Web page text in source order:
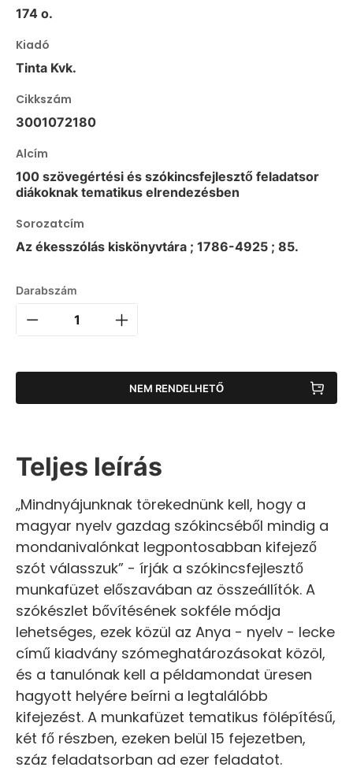
174 o.
Kiadó
Tinta Kvk.
Cikkszám
3001072180
Alcím
100 szövegértési és szókincsfejlesztő feladatsor
diákoknak tematikus elrendezésben
Sorozatcím
Az ékesszólás kiskönyvtára ; 1786-4925 ; 85.
Darabszám
NEM RENDELHETŐ
Teljes leírás
„Mindnyájunknak törekednünk kell, hogy a
magyar nyelv gazdag szókincséből mindig a
mondanivalónkat legpontosabban kifejező
szót válasszuk” - írják a szókincsfejlesztő
munkafüzet előszavában az összeállítók. A
szókészlet bővítésének sokféle módja
lehetséges, ezek közül az Anya - nyelv - lecke
című kiadvány szómeghatározásokat közöl,
és a tanulónak kell a példamondat üresen
hagyott helyére beírni a legtalálóbb
kifejezést. A munkafüzet tematikus fölépítésű,
két fő részben, ezeken belül 15 fejezetben,
száz feladatsorban ad ezer feladatot.